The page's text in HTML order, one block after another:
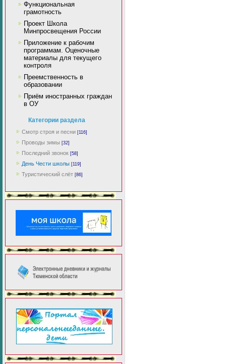
Функциональная
грамотность
Проект Школа
Минпросвещения России
Приложение к рабочим
программам. Оценочные
материалы для текущего
контроля
Преемственность в
образовании
Приём иностранных граждан
в ОУ
Категории раздела
Смотр строя и песни [116]
Проводы зимы [32]
Последний звонок [58]
День Чести школы [119]
Туристический слёт [86]